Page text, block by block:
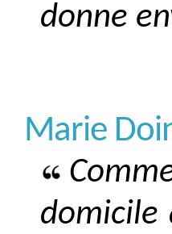
donne
Marie
domicile